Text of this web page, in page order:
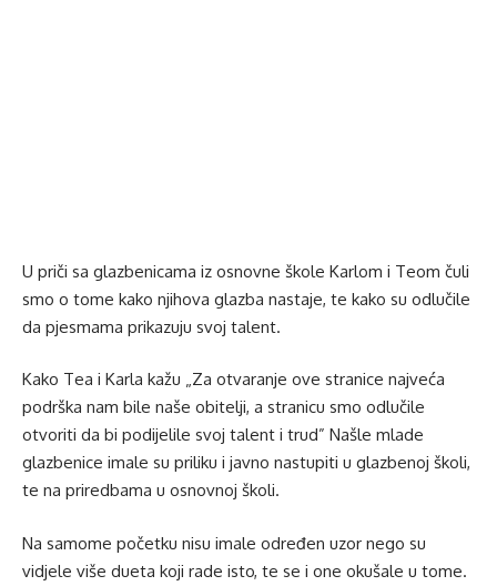
U priči sa glazbenicama iz osnovne škole Karlom i Teom čuli
smo o tome kako njihova glazba nastaje, te kako su odlučile
da pjesmama prikazuju svoj talent.
Kako Tea i Karla kažu „Za otvaranje ove stranice najveća
podrška nam bile naše obitelji, a stranicu smo odlučile
otvoriti da bi podijelile svoj talent i trud” Našle mlade
glazbenice imale su priliku i javno nastupiti u glazbenoj školi,
te na priredbama u osnovnoj školi.
Na samome početku nisu imale određen uzor nego su
vidjele više dueta koji rade isto, te se i one okušale u tome.